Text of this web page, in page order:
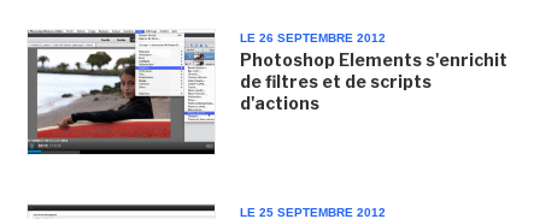
LE 26 SEPTEMBRE 2012
Photoshop Elements s'enrichit
de filtres et de scripts
d'actions
LE 25 SEPTEMBRE 2012